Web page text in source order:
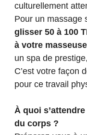
culturellement
Pour un massage
glisser 50 à 100
à votre
un spa de
C’est votre façon
pour ce travail
À quoi
du corps ?